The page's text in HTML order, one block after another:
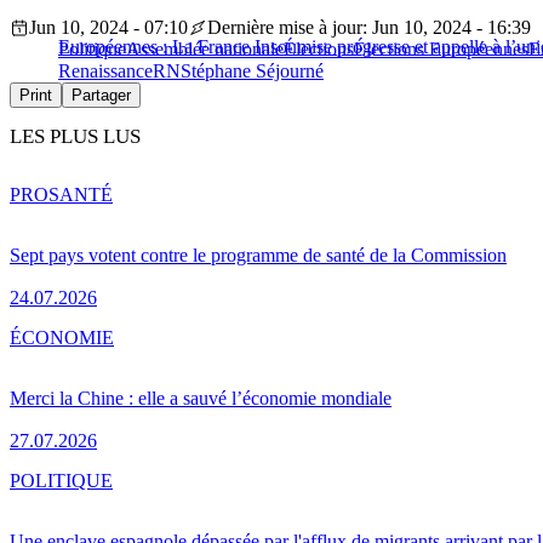
Européennes : La France Insoumise progresse et appelle à
Jun 10, 2024 - 07:10
Dernière mise à jour: Jun 10, 2024 - 16:39
PolitiqueAssemblée nationaleÉlectionsÉlections Européennes
RenaissanceRNStéphane Séjourné
Print Partager
LES PLUS LUS
Sept pays votent contre le programme de santé de la Commission
24.07.2026
PROSANTÉ
Merci la Chine : elle a sauvé l’économie mondiale
27.07.2026
ÉCONOMIE
POLITIQUE